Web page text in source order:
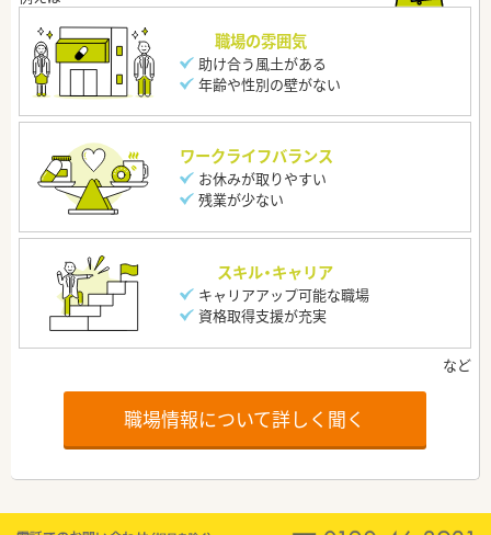
職場の雰囲気
助け合う風土がある
年齢や性別の壁がない
ワークライフバランス
お休みが取りやすい
残業が少ない
スキル・キャリア
キャリアアップ可能な職場
資格取得支援が充実
職場情報について詳しく聞く